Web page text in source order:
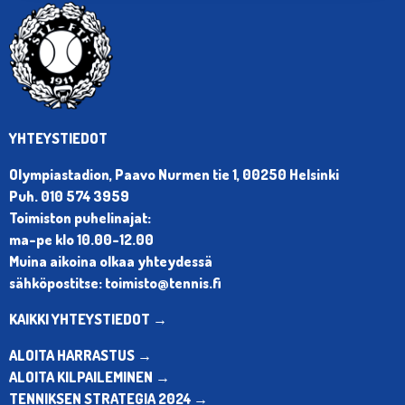
YHTEYSTIEDOT
Olympiastadion, Paavo Nurmen tie 1, 00250 Helsinki
Puh. 010 574 3959
Toimiston puhelinajat:
ma-pe klo 10.00-12.00
Muina aikoina olkaa yhteydessä
sähköpostitse: toimisto@tennis.fi
KAIKKI YHTEYSTIEDOT →
ALOITA HARRASTUS →
ALOITA KILPAILEMINEN →
TENNIKSEN STRATEGIA 2024 →